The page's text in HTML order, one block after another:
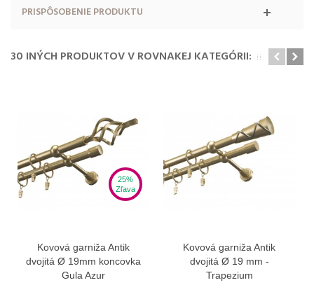
PRISPÔSOBENIE PRODUKTU
30 INÝCH PRODUKTOV V ROVNAKEJ KATEGÓRII:
25%
Zľava
Kovová garniža Antik
dvojitá Ø 19mm koncovka
Gula Azur
Kovová garniža Antik
dvojitá Ø 19 mm -
Trapezium